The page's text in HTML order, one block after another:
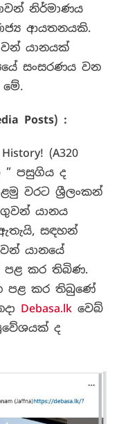
නිර්මාණය
ආයතනයකි.
යානයක්
සංසරණය වන
මේ.
Posts) :
(A320
” පසුගිය ද
වරට ශ්‍රීලංකන්
ගුවන් යානය
සඳහන්
යානයේ
පළ කර තිබිණ.
පළ කර තිබුණේ
Debasa.lkවෙබ්
ද